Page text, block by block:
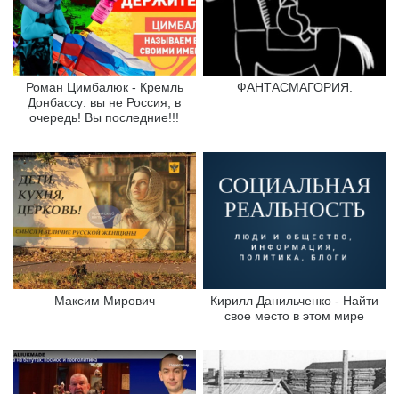
Роман Цимбалюк - Кремль
Донбассу: вы не Россия, в
очередь! Вы последние!!!
ФАНТАСМАГОРИЯ.
Максим Мирович
Кирилл Данильченко - Найти
свое место в этом мире